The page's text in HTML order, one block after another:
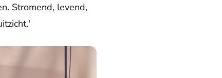
Stromend, levend,